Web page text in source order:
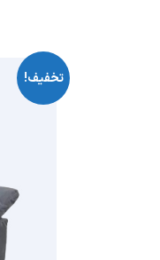
تخفیف!